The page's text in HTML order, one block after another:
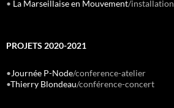
• La Marseillaise en Mouvement/installation
PROJETS 2020-2021
•Journée P-Node/conference-atelier
•Thierry Blondeau/conférence-concert